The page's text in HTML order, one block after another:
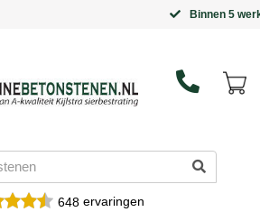
648ervaringen